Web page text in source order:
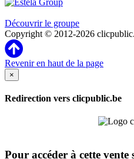
Découvrir le groupe
Copyright © 2012-2026
Revenir en haut de la page
×
Redirection vers clicpublic.be
Pour accéder à cette vente